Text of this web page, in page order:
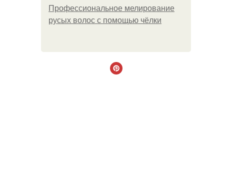
Профессиональное мелирование
русых волос с помощью чёлки